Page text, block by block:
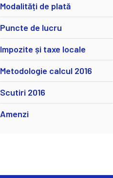
Modalități de plată
Puncte de lucru
Impozite și taxe locale
Metodologie calcul 2016
Scutiri 2016
Amenzi